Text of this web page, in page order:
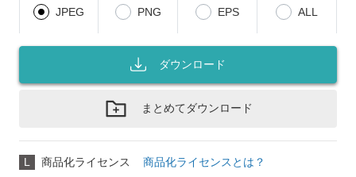
JPEG PNG EPS ALL
ダウンロード
まとめてダウンロード
L 商品化ライセンス 商品化ライセンスとは？